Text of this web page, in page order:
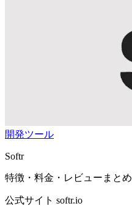
開発ツール
Softr
特徴・料金・レビューまとめ
公式サイト softr.io